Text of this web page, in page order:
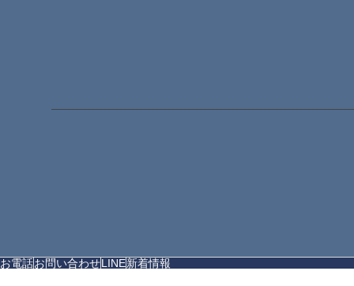
お電話お問い合わせLINE新着情報